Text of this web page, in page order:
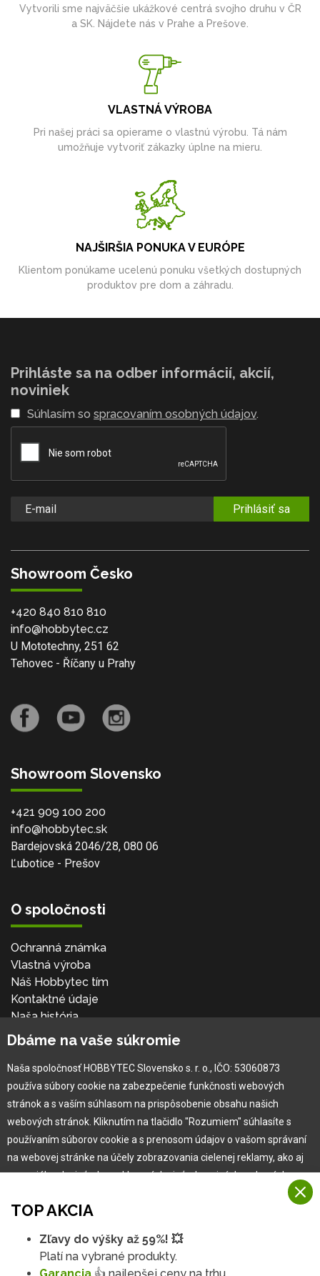
Vytvorili sme najväčšie ukážkové centrá svojho druhu v ČR
a SK. Nájdete nás v Prahe a Prešove.
VLASTNÁ VÝROBA
Pri našej práci sa opierame o vlastnú výrobu. Tá nám
umožňuje vytvoriť zákazky úplne na mieru.
NAJŠIRŠIA PONUKA V EURÓPE
Klientom ponúkame ucelenú ponuku všetkých dostupných
produktov pre dom a záhradu.
Prihláste sa na odber informácií, akcií,
noviniek
Súhlasím so spracovaním osobných údajov.
Prihlásiť sa
Showroom Česko
+420 840 810 810
info@hobbytec.cz
U Mototechny, 251 62
Tehovec - Říčany u Prahy
Showroom Slovensko
+421 909 100 200
info@hobbytec.sk
Bardejovská 2046/28, 080 06
Ľubotice - Prešov
O spoločnosti
Ochranná známka
Vlastná výroba
Náš Hobbytec tím
Kontaktné údaje
Naša história
Kariéra
Pre zákazníka
Garancia najlepšej ceny
Užívateľský manuál
Obchodné podmienky
Zákazník & partner
Novinky
TOP AKCIA
Zľavy do výšky až 59%! 💥
Platí na vybrané produkty.
Dbáme na vaše súkromie
Naša spoločnosť HOBBYTEC Slovensko s. r. o., IČO: 53060873
používa súbory cookie na zabezpečenie funkčnosti webových
stránok a s vaším súhlasom na prispôsobenie obsahu našich
webových stránok. Kliknutím na tlačidlo "Rozumiem" súhlasíte s
používaním súborov cookie a s prenosom údajov o vašom správaní
na webovej stránke na účely zobrazovania cielenej reklamy, ako aj
na sociálnych sieťach a reklamných sieťach na iných webových
Viac informácií
Na našich webových stránkach používame niekoľko kategórií
Rozumiem